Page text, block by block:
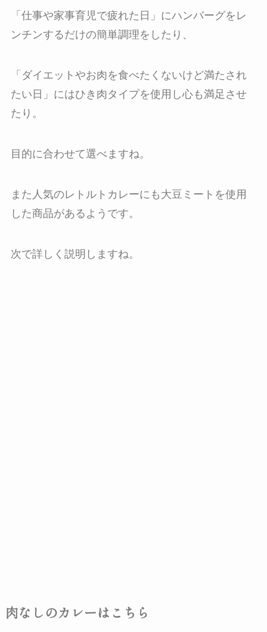
「仕事や家事育児で疲れた日」にハンバーグをレ
ンチンするだけの簡単調理をしたり、
「ダイエットやお肉を食べたくないけど満たされ
たい日」にはひき肉タイプを使用し心も満足させ
たり。
目的に合わせて選べますね。
また人気のレトルトカレーにも大豆ミートを使用
した商品があるようです。
次で詳しく説明しますね。
肉なしのカレーはこちら